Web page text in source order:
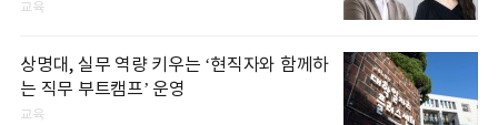
교육
상명대, 실무 역량 키우는 ‘현직자와 함께하
는 직무 부트캠프’ 운영
교육